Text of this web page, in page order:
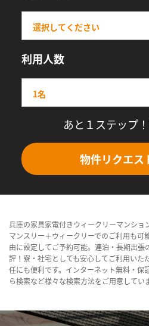
利用人数
あと１ステップ
物件リクエス
兵庫の家具家電付きウィークリーマンショ
マンスリー＋ウィークリーでのご利用も可
由に設定してご予約可能。連泊・長期出
評！寮・社宅としても安心してご利用いた
任にも便利です。インターネット無料・保
ら検索など様々な検索方法をご用意していま